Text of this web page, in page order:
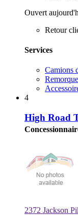
Ouvert
Retour
Services
Camions
4
High Road
2372 Jackson